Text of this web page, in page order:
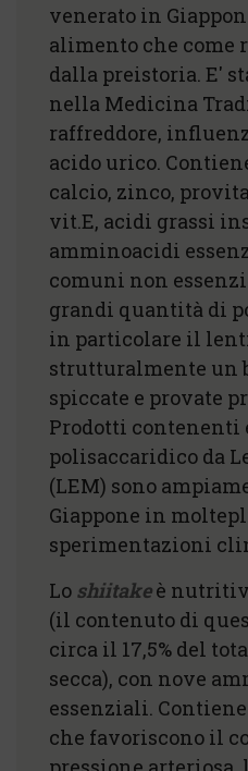
venerato in
alimento che come
dalla preistoria. E'
nella Medicina
raffreddore,
acido urico.
calcio, zinco,
vit.E, acidi grassi
amminoacidi
comuni non
grandi quantità di
in particolare il
strutturalmente un
spiccate e provate
Prodotti contenenti
polisaccaridico da
(LEM) sono
Giappone in
sperimentazioni
Lo shiitakeè
(il contenuto di
circa il 17,5% del
secca), con nove
essenziali.
che favoriscono il